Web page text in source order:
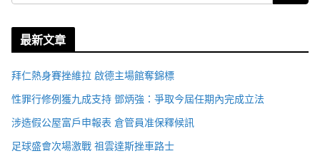
最新文章
拜仁熱身賽挫維拉 啟德主場館奪錦標
性罪行修例獲九成支持 鄧炳強：爭取今屆任期內完成立法
涉造假公屋富戶申報表 倉管員准保釋候訊
足球盛會次場激戰 祖雲達斯挫車路士